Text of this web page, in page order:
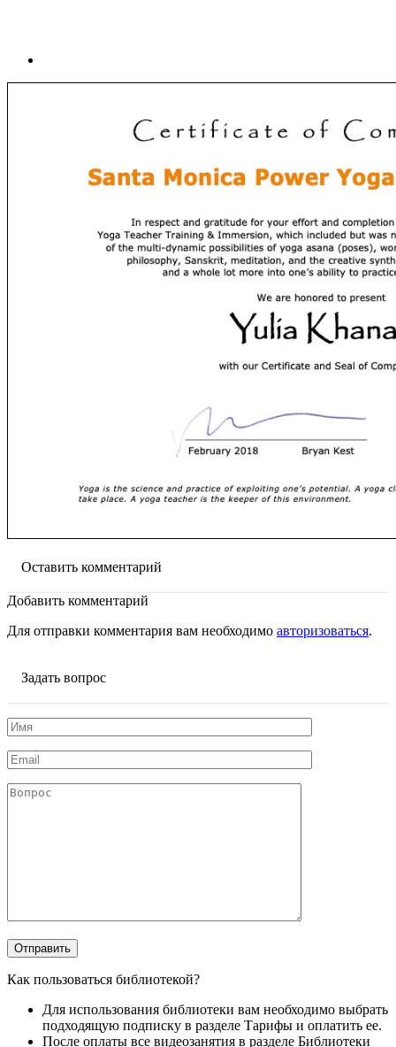
Оставить комментарий
Добавить комментарий
Для отправки комментария вам необходимо авторизоваться.
Задать вопрос
Как пользоваться библиотекой?
Для использования библиотеки вам необходимо выбрать
подходящую подписку в разделе Тарифы и оплатить ее.
После оплаты все видеозанятия в разделе Библиотеки